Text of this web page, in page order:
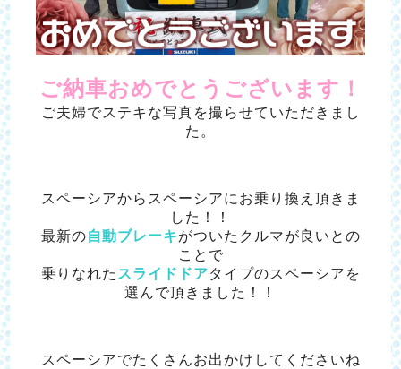
ご納車おめでとうございます！
ご夫婦でステキな写真を撮らせていただきまし
た。
スペーシアからスペーシアにお乗り換え頂きま
した！！
最新の自動ブレーキがついたクルマが良いとの
ことで
乗りなれた スライドドアタイプのスペーシアを
選んで頂きました！！
スペーシアでたくさんお出かけしてくださいね